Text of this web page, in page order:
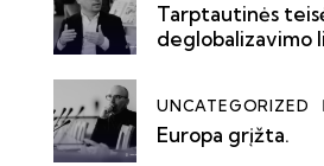
Tarptautinės
deglobalizavimo
UNCATEGORIZED
Europa grįžta.